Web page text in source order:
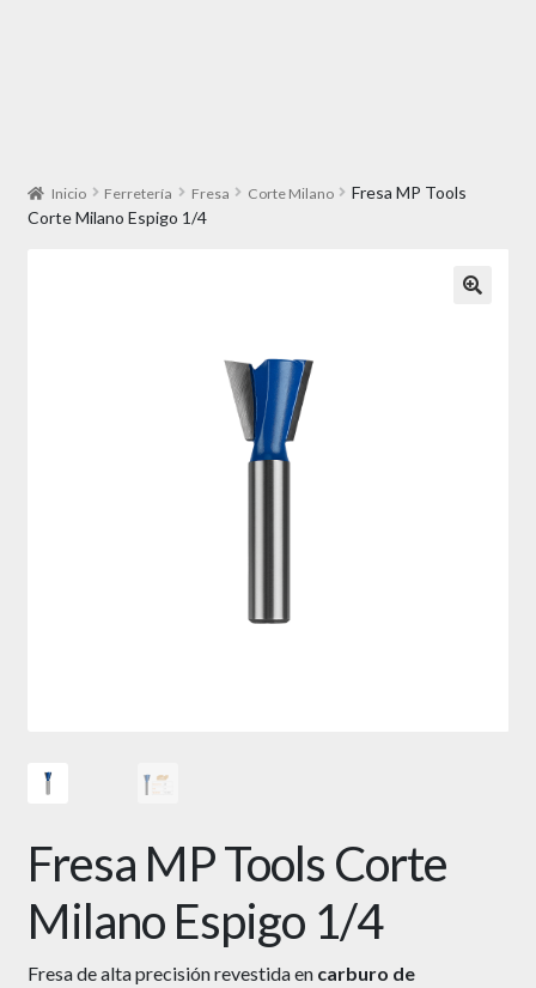
Inicio Ferretería Fresa Corte Milano
Fresa MP Tools
Corte Milano Espigo 1/4
Fresa MP Tools Corte
Milano Espigo 1/4
Fresa de alta precisión revestida en carburo de